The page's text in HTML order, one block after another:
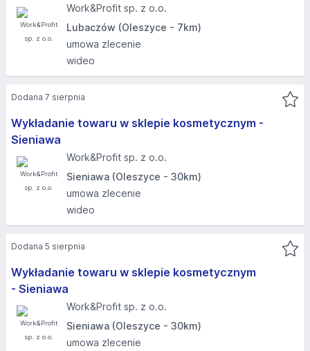
Work&Profit sp. z o.o.
Lubaczów (Oleszyce - 7km)
umowa zlecenie
wideo
Wykładanie towaru w sklepie kosmetycznym -
Sieniawa
Work&Profit sp. z o.o.
Sieniawa (Oleszyce - 30km)
umowa zlecenie
wideo
Dodana 7 sierpnia
Wykładanie towaru w sklepie kosmetycznym
- Sieniawa
Work&Profit sp. z o.o.
Sieniawa (Oleszyce - 30km)
umowa zlecenie
Dodana 5 sierpnia